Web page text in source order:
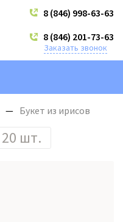
8 (846) 998-63-63
8 (846) 201-73-63
Заказать звонок
Букет из ирисов
20 шт.